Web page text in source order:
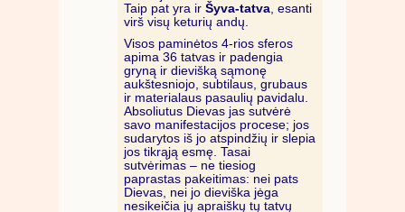
Taip pat yra ir Šyva-tatva, esanti
virš visų keturių andų.
Visos paminėtos 4-rios sferos
apima 36 tatvas ir padengia
gryną ir dievišką sąmonę
aukštesniojo, subtilaus, grubaus
ir materialaus pasaulių pavidalu.
Absoliutus Dievas jas sutvėrė
savo manifestacijos procese; jos
sudarytos iš jo atspindžių ir slepia
jos tikrąją esmę. Tasai
sutvėrimas – ne tiesiog
paprastas pakeitimas: nei pats
Dievas, nei jo dieviška jėga
nesikeičia jų apraiškų tų tatvų